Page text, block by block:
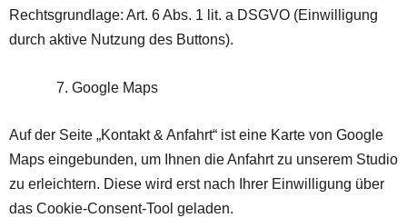
Rechtsgrundlage: Art. 6 Abs. 1 lit. a DSGVO (Einwilligung
durch aktive Nutzung des Buttons).
Google Maps
Auf der Seite „Kontakt & Anfahrt“ ist eine Karte von Google
Maps eingebunden, um Ihnen die Anfahrt zu unserem Studio
zu erleichtern. Diese wird erst nach Ihrer Einwilligung über
das Cookie-Consent-Tool geladen.